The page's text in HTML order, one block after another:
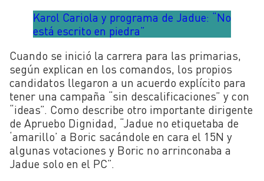
Karol Cariola y programa de Jadue: “No
está escrito en piedra”
Cuando se inició la carrera para las primarias,
según explican en los comandos, los propios
candidatos llegaron a un acuerdo explícito para
tener una campaña “sin descalificaciones” y con
“ideas”. Como describe otro importante dirigente
de Apruebo Dignidad, “Jadue no etiquetaba de
‘amarillo’ a Boric sacándole en cara el 15N y
algunas votaciones y Boric no arrinconaba a
Jadue solo en el PC”.